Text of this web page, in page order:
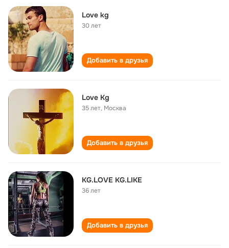
Love kg
30 лет
Добавить в друзья
Love Kg
35 лет, Москва
Добавить в друзья
KG.LOVE KG.LIKE
36 лет
Добавить в друзья